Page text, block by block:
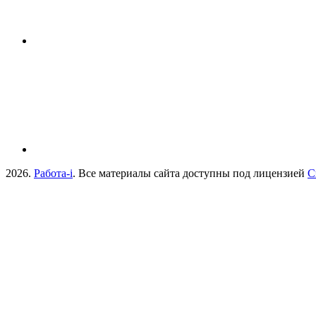
2026. Работа-i. Все материалы сайта доступны под лицензией